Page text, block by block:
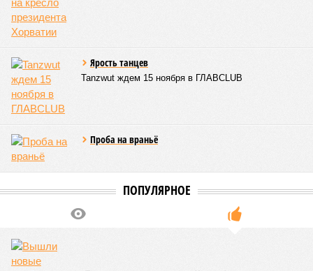
Андрей Суздальцев.
Вот только почему для менеджмента РЖД столь же
«железку» тогда, когда на российских железных дорогах не
тольконе решенынынешние проблемы, но и постоянно
возникают
Белозёров?
Гарник Туманян, политолог
– Вероятно, в случае разрыва концессии Пашинян со
своими европейскими партнёрами могут
инициировать новый проект на территории Армении
подобно трамповскому TRIPP, где будет создана
европейская концессия для управления путями, а
минус в таком же соотношении, как с американцами
(74% – Вашингтону, 26% – Еревану).